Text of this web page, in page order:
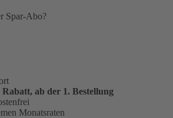
Spar-Abo?
ab der 1. Bestellung
Monatsraten